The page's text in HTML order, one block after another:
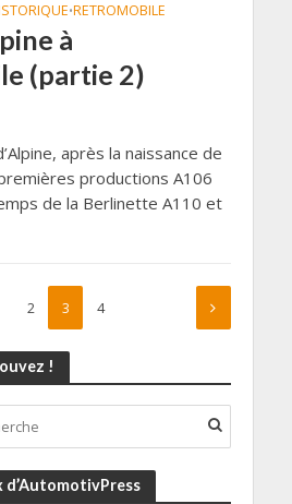
•RETROMOBILE
à
(partie 2)
après la naissance de
productions A106
de la Berlinette A110 et
2 3 4
!
d’AutomotivPress